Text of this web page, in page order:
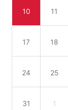
10 11
17 18
24 25
31 1